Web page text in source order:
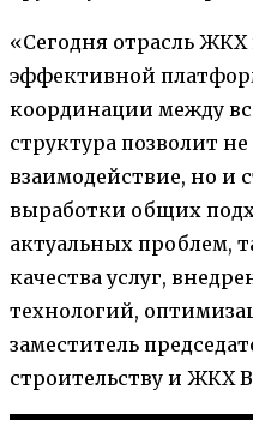
«Сегодня отрасль ЖКХ
эффективной
координации между
структура позволит
взаимодействие, но и
выработки общих
актуальных проблем,
качества услуг,
технологий,
заместитель
строительству и ЖКХ